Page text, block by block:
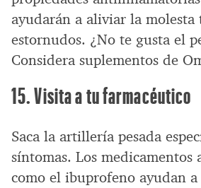
ayudarán a aliviar la molesta
estornudos. ¿No te gusta el
Considera suplementos de
15. Visita a tu farmacéutico
Saca la artillería pesada
síntomas. Los
como el ibuprofeno ayudan